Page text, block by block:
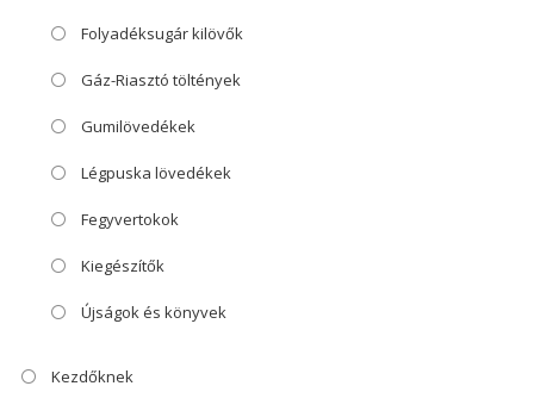
Folyadéksugár kilövők
Gáz-Riasztó töltények
Gumilövedékek
Légpuska lövedékek
Fegyvertokok
Kiegészítők
Újságok és könyvek
Kezdőknek